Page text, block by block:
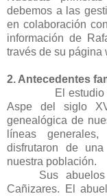
debemos a las
en colaboración
información de
través de su página
2. Antecedentes
El estudio de
Aspe del siglo
genealógica de
líneas
disfrutaron de
nuestra población.
Sus
Cañizares. El